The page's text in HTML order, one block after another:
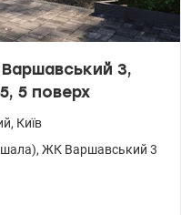
3,
5 поверх
, Київ
, ЖК Варшавський 3